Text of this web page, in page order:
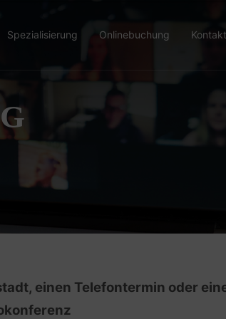
Spezialisierung Onlinebuchung Kontakt
einen Telefontermin oder